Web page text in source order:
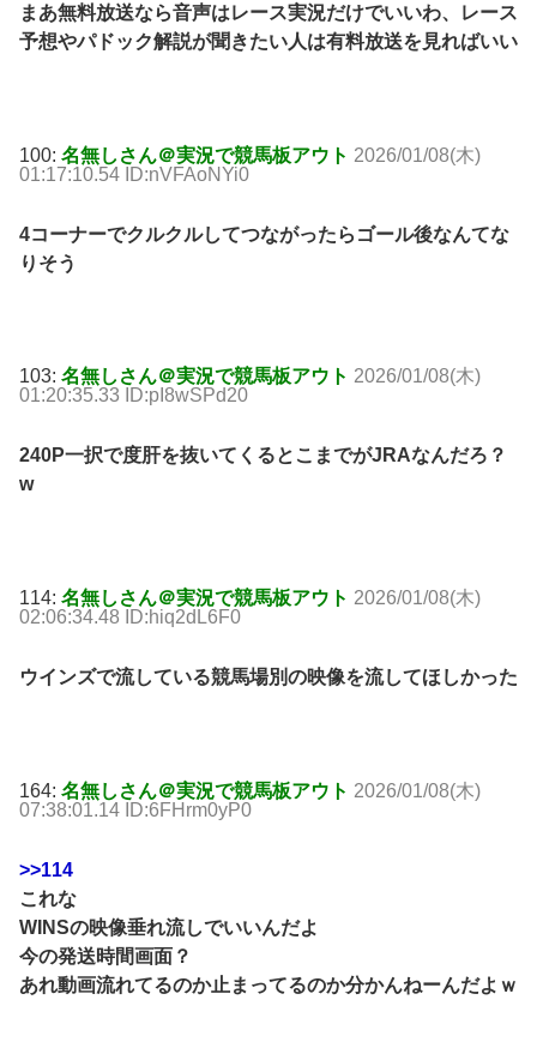
まあ無料放送なら音声はレース実況だけでいいわ、レース
予想やパドック解説が聞きたい人は有料放送を見ればいい
100: 名無しさん＠実況で競馬板アウト 2026/01/08(木)
01:17:10.54 ID:nVFAoNYi0
4コーナーでクルクルしてつながったらゴール後なんてな
りそう
103: 名無しさん＠実況で競馬板アウト 2026/01/08(木)
01:20:35.33 ID:pI8wSPd20
240P一択で度肝を抜いてくるとこまでがJRAなんだろ？
w
114: 名無しさん＠実況で競馬板アウト 2026/01/08(木)
02:06:34.48 ID:hiq2dL6F0
ウインズで流している競馬場別の映像を流してほしかった
164: 名無しさん＠実況で競馬板アウト 2026/01/08(木)
07:38:01.14 ID:6FHrm0yP0
>>114
これな
WINSの映像垂れ流しでいいんだよ
今の発送時間画面？
あれ動画流れてるのか止まってるのか分かんねーんだよｗ